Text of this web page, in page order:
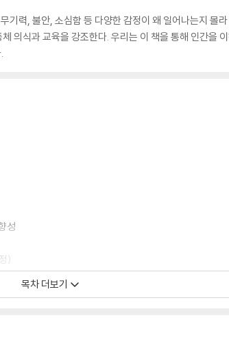
력, 불안, 소심함 등 다양한 감정이 왜 일어나는지 몰
의식과 교육을 강조한다. 우리는 이 책을 통해 인간을
성
)
목차 더보기